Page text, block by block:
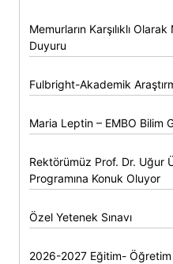
Memurların Karşılıklı
Duyuru
Fulbright-Akademik
Maria Leptin – EMBO Bilim
Rektörümüz Prof. Dr. Uğur
Programına Konuk Oluyor
Özel Yetenek Sınavı
2026-2027 Eğitim- Öğretim